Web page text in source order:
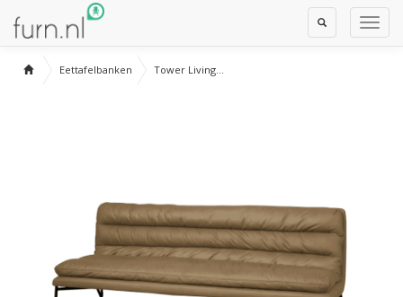
Toggle
Search
Eettafelbanken Tower Living...